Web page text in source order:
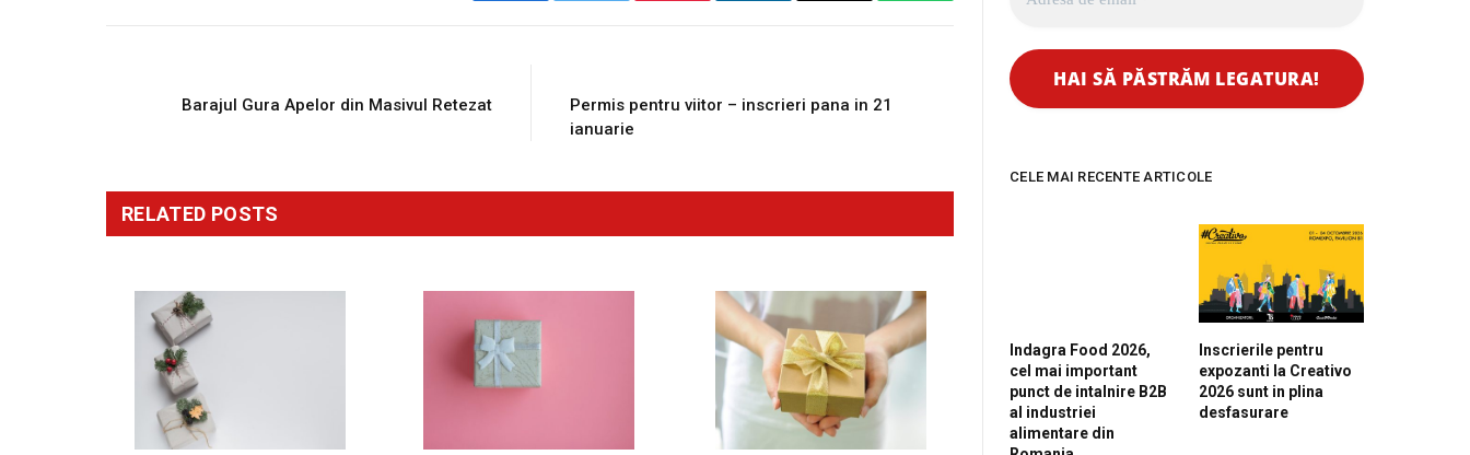
Barajul Gura Apelor din Masivul Retezat
Permis pentru viitor – inscrieri pana in 21
ianuarie
RELATED POSTS
CELE MAI RECENTE ARTICOLE
Indagra Food 2026,
cel mai important
punct de intalnire B2B
al industriei
alimentare din
Inscrierile pentru
expozanti la Creativo
2026 sunt in plina
desfasurare